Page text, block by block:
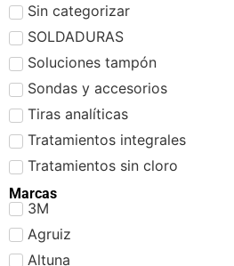
Sin categorizar
SOLDADURAS
Soluciones tampón
Sondas y accesorios
Tiras analíticas
Tratamientos integrales
Tratamientos sin cloro
Marcas
3M
Agruiz
Altuna